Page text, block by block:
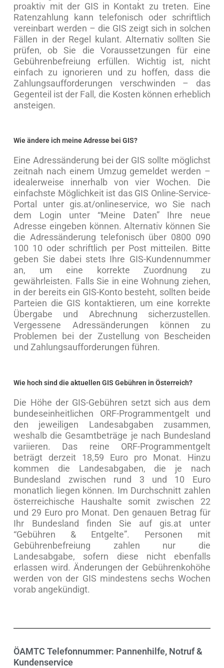
proaktiv mit der GIS in Kontakt zu treten. Eine
Ratenzahlung kann telefonisch oder schriftlich
vereinbart werden – die GIS zeigt sich in solchen
Fällen in der Regel kulant. Alternativ sollten Sie
prüfen, ob Sie die Voraussetzungen für eine
Gebührenbefreiung erfüllen. Wichtig ist, nicht
einfach zu ignorieren und zu hoffen, dass die
Zahlungsaufforderungen verschwinden – das
Gegenteil ist der Fall, die Kosten können erheblich
ansteigen.
Wie ändere ich meine Adresse bei GIS?
Eine Adressänderung bei der GIS sollte möglichst
zeitnah nach einem Umzug gemeldet werden –
idealerweise innerhalb von vier Wochen. Die
einfachste Möglichkeit ist das GIS Online-Service-
Portal unter gis.at/onlineservice, wo Sie nach
dem Login unter “Meine Daten” Ihre neue
Adresse eingeben können. Alternativ können Sie
die Adressänderung telefonisch über 0800 090
100 10 oder schriftlich per Post mitteilen. Bitte
geben Sie dabei stets Ihre GIS-Kundennummer
an, um eine korrekte Zuordnung zu
gewährleisten. Falls Sie in eine Wohnung ziehen,
in der bereits ein GIS-Konto besteht, sollten beide
Parteien die GIS kontaktieren, um eine korrekte
Übergabe und Abrechnung sicherzustellen.
Vergessene Adressänderungen können zu
Problemen bei der Zustellung von Bescheiden
und Zahlungsaufforderungen führen.
Wie hoch sind die aktuellen GIS Gebühren in Österreich?
Die Höhe der GIS-Gebühren setzt sich aus dem
bundeseinheitlichen ORF-Programmentgelt und
den jeweiligen Landesabgaben zusammen,
weshalb die Gesamtbeträge je nach Bundesland
variieren. Das reine ORF-Programmentgelt
beträgt derzeit 18,59 Euro pro Monat. Hinzu
kommen die Landesabgaben, die je nach
Bundesland zwischen rund 3 und 10 Euro
monatlich liegen können. Im Durchschnitt zahlen
österreichische Haushalte somit zwischen 22
und 29 Euro pro Monat. Den genauen Betrag für
Ihr Bundesland finden Sie auf gis.at unter
“Gebühren & Entgelte”. Personen mit
Gebührenbefreiung zahlen nur die
Landesabgabe, sofern diese nicht ebenfalls
erlassen wird. Änderungen der Gebührenkohöhe
werden von der GIS mindestens sechs Wochen
vorab angekündigt.
ÖAMTC Telefonnummer: Pannenhilfe, Notruf &
Kundenservice